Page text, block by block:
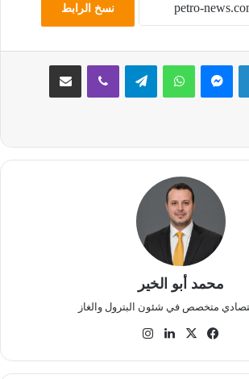
نسخ الرابط
لينكدإن ماسنجر واتساب تيلقرام ڤايبر مشاركة عبر البريد
محمد أبو الخير
متخصص في شئون البترول والغاز
فيسبوك
‫X لينكدإن